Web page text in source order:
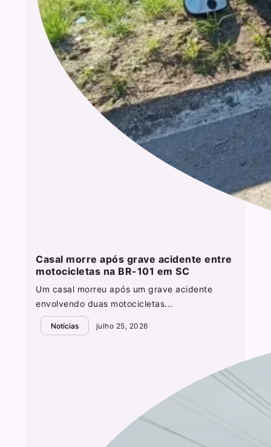
Casal morre após grave acidente entre
motocicletas na BR-101 em SC
Um casal morreu após um grave acidente
envolvendo duas motocicletas...
Notícias julho 25, 2026